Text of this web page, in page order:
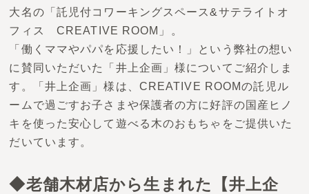
大名の「託児付コワーキングスペース&サテライトオ
フィス CREATIVE ROOM」。
「働くママやパパを応援したい！」という弊社の想い
に賛同いただいた「井上企画」様についてご紹介しま
す。「井上企画」様は、CREATIVE ROOMの託児ル
ームで過ごすお子さまや保護者の方に好評の国産ヒノ
キを使った安心して遊べる木のおもちゃをご提供いた
だいています。
◆老舗木材店から生まれた【井上企